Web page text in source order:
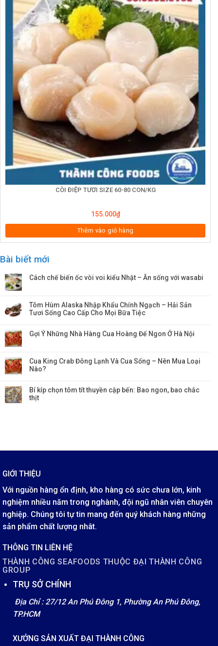
CÒI ĐIỆP TƯƠI SIZE 60-80 CON/KG
155.000₫
Thêm vào giỏ hàng
Bài biết mới
Cách chế biến ốc vòi voi kiểu Nhật – Ăn sống với wasabi
Tôm Hùm Alaska Nhập Khẩu Chính Ngạch – Hải Sản
Tươi Sống Cao Cấp Cho Mọi Bữa Tiệc
Gợi Ý Những Nhà Hàng Cua Hoàng Đế Ngon Ở Hà Nội
Cua King Crab Đông Lạnh Và Cua Sống – Nên Mua Loại
Nào?
Bí kíp chọn tôm tít thuyền cập bến: Bao ngon, bao chắc
thịt
GIỚI THIỆU
Với nguồn hàng ổn định, kho hàng có sức chưa lớn, kinh
nghiệm nhiều năm trong nghành, đội ngũ nhân viên chuyên
nghiệp. Chúng tôi tự tin mang đến quý khách hàng những
sản phẩm chất lượng nhât.
THÔNG TIN LIÊN HỆ
THÀNH CÔNG SEAFOODS THUỘC ĐẠI THÀNH CÔNG
GROUP
TRỤ SỞ CHÍNH
Địa Chỉ : 27/12 An Phú Đông 1, Phường An Phú Đông,
TP.HCM
XƯỞNG SẢN XUẤT ĐẠI THÀNH CÔNG